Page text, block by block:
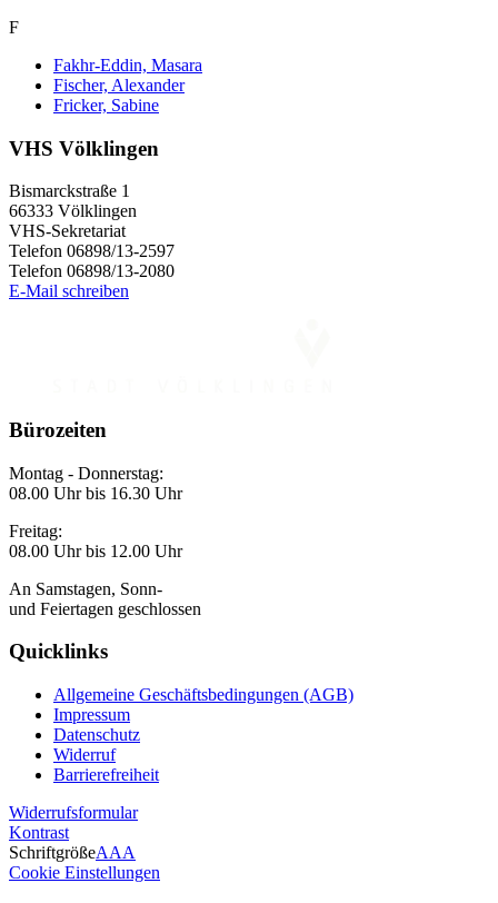
F
Fakhr-Eddin, Masara
Fischer, Alexander
Fricker, Sabine
VHS Völklingen
Bismarckstraße 1
66333 Völklingen
VHS-Sekretariat
Telefon 06898/13-2597
Telefon 06898/13-2080
E-Mail schreiben
Bürozeiten
Montag - Donnerstag:
08.00 Uhr bis 16.30 Uhr
Freitag:
08.00 Uhr bis 12.00 Uhr
An Samstagen, Sonn-
und Feiertagen geschlossen
Quicklinks
Allgemeine Geschäftsbedingungen (AGB)
Impressum
Datenschutz
Widerruf
Barrierefreiheit
Widerrufsformular
Kontrast
SchriftgrößeAAA
Cookie Einstellungen